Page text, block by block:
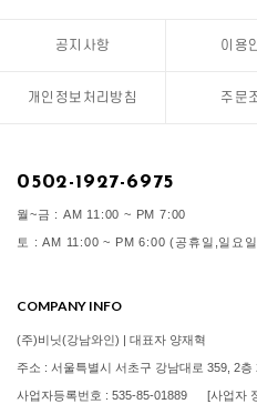
공지사항 이용
개인정보처리방침 주문
0502-1927-6975
월~금 : AM 11:00 ~ PM 7:00
토 : AM 11:00 ~ PM 6:00 (공휴일,일요
COMPANY INFO
(주)비닛(강남와인) | 대표자 양재혁
주소 : 서울특별시 서초구 강남대로 359, 2층
사업자등록번호 : 535-85-01889 [사업자